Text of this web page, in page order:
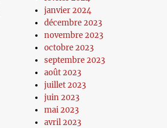
janvier 2024
décembre 2023
novembre 2023
octobre 2023
septembre 2023
août 2023
juillet 2023
juin 2023
mai 2023
avril 2023